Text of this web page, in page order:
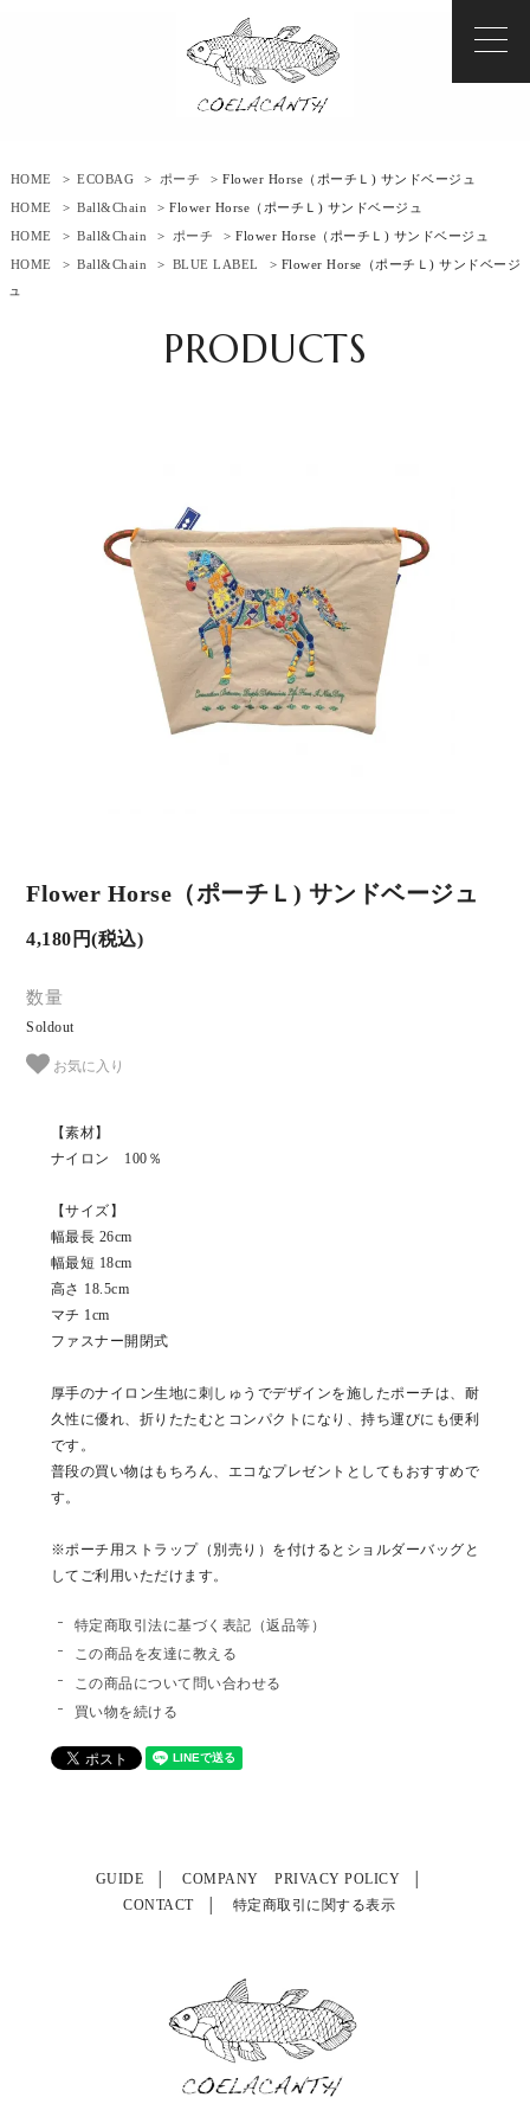
HOME > ECOBAG > ポーチ
> Flower Horse（ポーチＬ) サンドベージュ
HOME
> Ball&Chain
> Flower Horse（ポーチＬ) サンドベージュ
HOME
> Ball&Chain > ポーチ
> Flower Horse（ポーチＬ) サンドベージュ
HOME
> Ball&Chain > BLUE LABEL
> Flower Horse（ポーチＬ) サンドベージ
ュ
PRODUCTS
Flower Horse（ポーチＬ) サンドベージュ
4,180円(税込)
数量
Soldout
お気に入り
【素材】
ナイロン 100％
【サイズ】
幅最長 26cm
幅最短 18cm
高さ 18.5cm
マチ 1cm
ファスナー開閉式
厚手のナイロン生地に刺しゅうでデザインを施したポーチは、耐
久性に優れ、折りたたむとコンパクトになり、持ち運びにも便利
です。
普段の買い物はもちろん、エコなプレゼントとしてもおすすめで
す。
※ポーチ用ストラップ（別売り）を付けるとショルダーバッグと
してご利用いただけます。
特定商取引法に基づく表記（返品等）
この商品を友達に教える
この商品について問い合わせる
買い物を続ける
GUIDE COMPANY
PRIVACY POLICY
CONTACT
特定商取引に関する表示